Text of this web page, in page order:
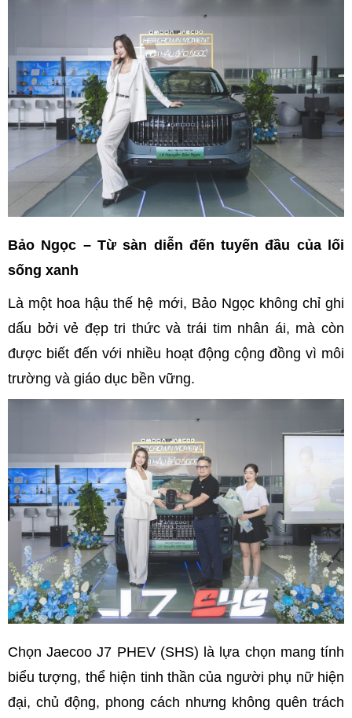
Bảo Ngọc – Từ sàn diễn đến tuyến đầu của lối
sống xanh
Là một hoa hậu thế hệ mới, Bảo Ngọc không chỉ ghi
dấu bởi vẻ đẹp tri thức và trái tim nhân ái, mà còn
được biết đến với nhiều hoạt động cộng đồng vì môi
trường và giáo dục bền vững.
Chọn Jaecoo J7 PHEV (SHS) là lựa chọn mang tính
biểu tượng, thể hiện tinh thần của người phụ nữ hiện
đại, chủ động, phong cách nhưng không quên trách